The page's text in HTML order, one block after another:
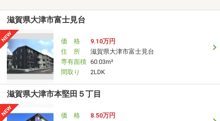
滋賀県大津市富士見台
価 格
9.10万円
住 所
滋賀県大津市富士見台
専有面積 60.03m²
間取り
2LDK
滋賀県大津市本堅田５丁目
価 格
8.50万円